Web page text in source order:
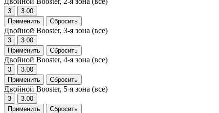
3
3.00
Применить
Сбросить
Двойной Booster, 3-я зона (все)
3
3.00
Применить
Сбросить
Двойной Booster, 4-я зона (все)
3
3.00
Применить
Сбросить
Двойной Booster, 5-я зона (все)
3
3.00
Применить
Сбросить